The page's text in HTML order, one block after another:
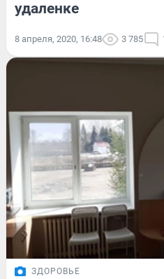
удаленке
8 апреля, 2020, 16:48 3 785
ЗДОРОВЬЕ